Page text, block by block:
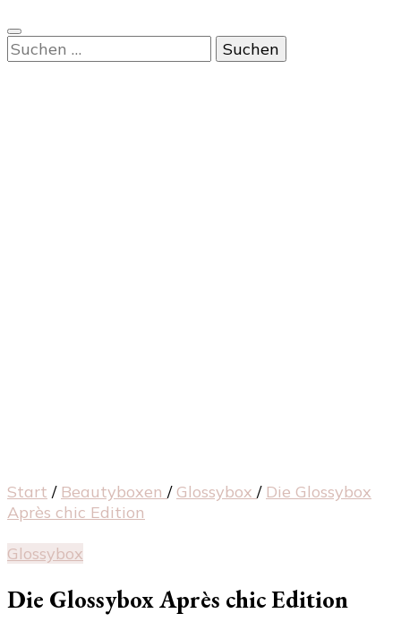
Suchen
nach:
Start / Beautyboxen / Glossybox / Die Glossybox
Après chic Edition
Glossybox
Die Glossybox Après chic Edition